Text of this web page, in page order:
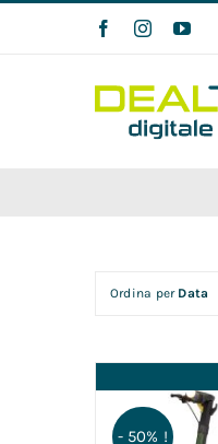
Ordina per Data
- 50% !